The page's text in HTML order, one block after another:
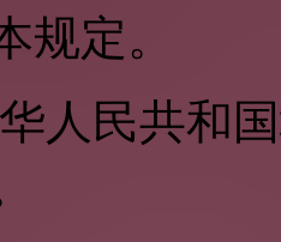
规定。
人民共和